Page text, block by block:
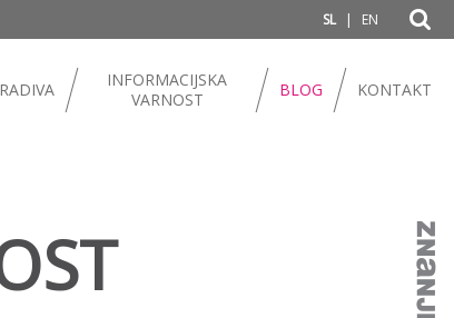
SL | EN
INFORMACIJSKA
VARNOST
BLOG KONTAKT